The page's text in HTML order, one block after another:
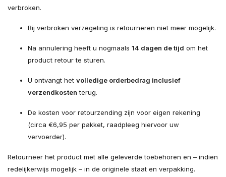
verbroken.
Bij verbroken verzegeling is retourneren niet meer mogelijk.
Na annulering heeft u nogmaals 14 dagen de tijd om het
product retour te sturen.
U ontvangt het volledige orderbedrag inclusief
verzendkosten terug.
De kosten voor retourzending zijn voor eigen rekening
(circa €6,95 per pakket, raadpleeg hiervoor uw
vervoerder).
Retourneer het product met alle geleverde toebehoren en – indien
redelijkerwijs mogelijk – in de originele staat en verpakking.